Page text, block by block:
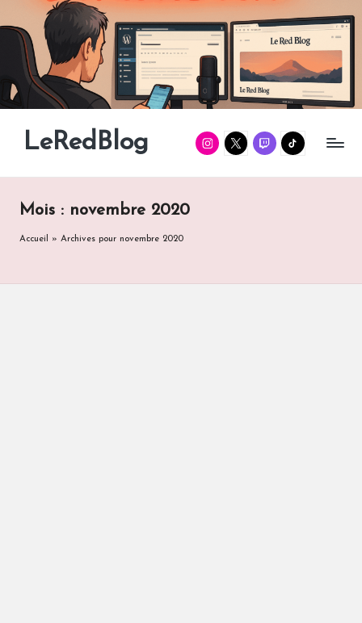
Skip
content
LeRedBlog
Gaming
Manga
Instagram
TwitterTwitchTikTok
Mois : novembre 2020
Accueil » Archives pour novembre 2020